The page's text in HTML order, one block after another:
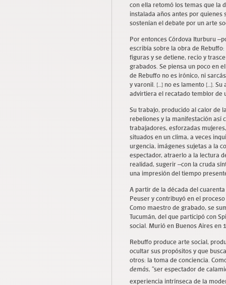
con ella retomó los temas que la
instalada años antes por quienes
sostenían el debate por un arte
Por entonces Córdova Iturburu
escribía sobre la obra de
figuras y se detiene, recio y
grabados. Se piensa un poco en
de Rebuffo no es irónico, ni
y varonil. […] no es lamento […].
advirtiera el recatado temblor de
Su trabajo, producido al calor de
rebeliones y la manifestación así
trabajadores, esforzadas
situados en un clima, a veces
urgencia, imágenes sujetas a la
espectador, atraerlo a la lectura
realidad, sugerir –con la cruda
una impresión del tiempo
A partir de la década del
Peuser y contribuyó en el
Como maestro de grabado, se
Tucumán, del que participó con
social. Murió en Buenos Aires en
Rebuffo produce arte social,
ocultar sus propósitos y que
otros: la toma de conciencia.
demás,“ser espectador de
experiencia intrínseca de la